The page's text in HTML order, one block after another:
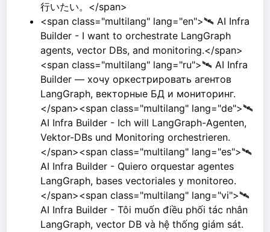
行いたい。</span>
<span class="multilang" lang="en">🛰️ AI Infra
Builder - I want to orchestrate LangGraph
agents, vector DBs, and monitoring.</span>
<span class="multilang" lang="ru">🛰️ AI Infra
Builder — хочу оркестрировать агентов
LangGraph, векторные БД и мониторинг.
</span><span class="multilang" lang="de">🛰️
AI Infra Builder - Ich will LangGraph-Agenten,
Vektor-DBs und Monitoring orchestrieren.
</span><span class="multilang" lang="es">🛰️
AI Infra Builder - Quiero orquestar agentes
LangGraph, bases vectoriales y monitoreo.
</span><span class="multilang" lang="vi">🛰️
AI Infra Builder - Tôi muốn điều phối tác nhân
LangGraph, vector DB và hệ thống giám sát.